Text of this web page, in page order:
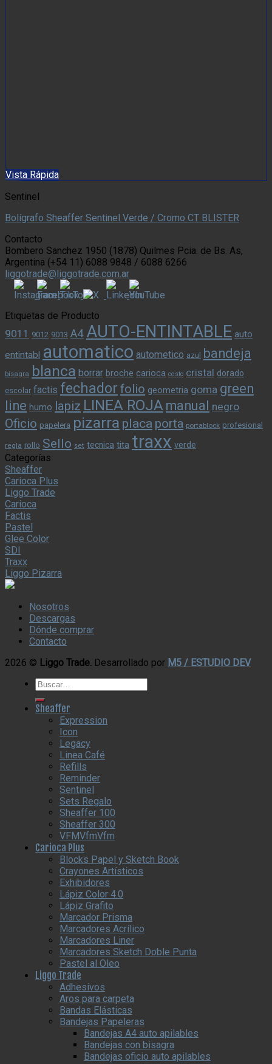
Vista Rápida
Sentinel
Bolígrafo Sheaffer Sentinel Verde / Cromo CT BLISTER
Contacto
Bombero Sanchez 1950 (1878) Quilmes Pcia. de Bs. As,
Argentina (+54 11) 6088 9848 / 6088 6266
liggotrade@liggotrade.com.ar
Etiquetas de Producto
9011 9012 9013 A4 AUTO-ENTINTABLE auto
entintabl automatico autometico azul bandeja
bisagra blanca borrar broche carioca cesto cristal dorado
escolar factis fechador folio geometria goma green
line humo lapiz LINEA ROJA manual negro
Oficio papelera pizarra placa porta portablock profesional
regla rollo Sello set tecnica tita traxx verde
Categorías
Sheaffer
Carioca Plus
Liggo Trade
Carioca
Factis
Pastel
Glee Color
SDI
Traxx
Liggo Pizarra
Nosotros
Descargas
Dónde comprar
Contacto
2026 © Liggo Trade. Desarrollado por M5 / ESTUDIO DEV
Buscar
Sheaffer
Expression
Icon
Legacy
Linea Café
Refills
Reminder
Sentinel
Sets Regalo
Sheaffer 100
Sheaffer 300
VFMVfmVfm
Carioca Plus
Blocks Papel y Sketch Book
Crayones Artísticos
Exhibidores
Lápiz Color 4.0
Lápiz Grafito
Marcador Prisma
Marcadores Acrílico
Marcadores Liner
Marcadores Sketch Doble Punta
Pastel al Oleo
Liggo Trade
Adhesivos
Aros para carpeta
Bandas Elásticas
Bandejas Papeleras
Bandejas A4 auto apilables
Bandejas con bisagra
Bandejas oficio auto apilables